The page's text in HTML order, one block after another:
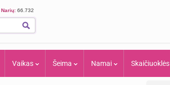
Narių: 66.732
Vaikas Šeima Namai Skaičiuoklės